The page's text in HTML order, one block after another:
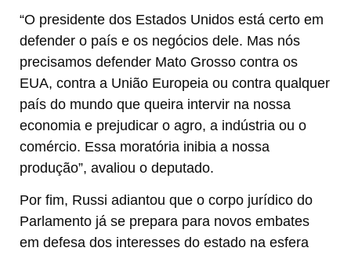
“O presidente dos Estados Unidos está certo em
defender o país e os negócios dele. Mas nós
precisamos defender Mato Grosso contra os
EUA, contra a União Europeia ou contra qualquer
país do mundo que queira intervir na nossa
economia e prejudicar o agro, a indústria ou o
comércio. Essa moratória inibia a nossa
produção”, avaliou o deputado.
Por fim, Russi adiantou que o corpo jurídico do
Parlamento já se prepara para novos embates
em defesa dos interesses do estado na esfera